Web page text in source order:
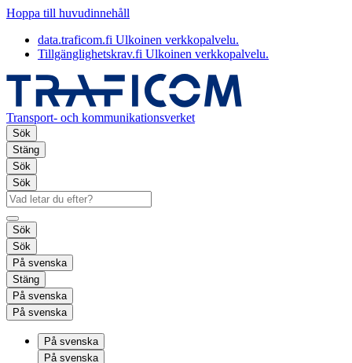
Hoppa till huvudinnehåll
data.traficom.fi Ulkoinen verkkopalvelu.
Tillgänglighetskrav.fi Ulkoinen verkkopalvelu.
Transport- och kommunikationsverket
Sök
Stäng
Sök
Sök
Sök
Sök
På svenska
Stäng
På svenska
På svenska
På svenska
På svenska